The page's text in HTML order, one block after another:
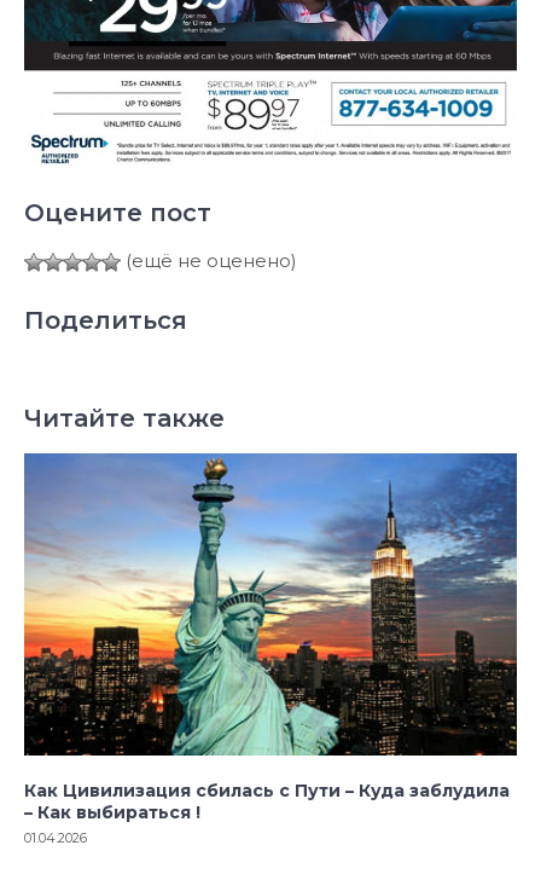
Оцените пост
(ещё не оценено)
Поделиться
Читайте также
Как Цивилизация сбилась с Пути – Куда заблудила
– Как выбираться !
01.04.2026